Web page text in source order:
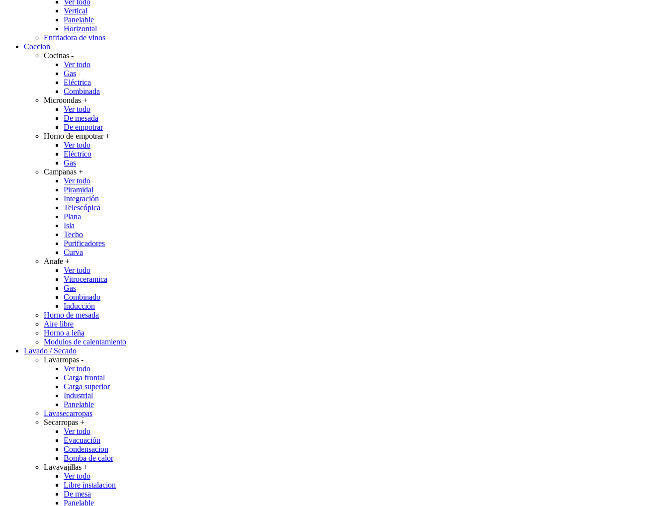
Ver todo
Vertical
Panelable
Horizontal
Enfriadora de vinos
Coccion
Cocinas -
Ver todo
Gas
Eléctrica
Combinada
Microondas +
Ver todo
De mesada
De empotrar
Horno de empotrar+
Ver todo
Eléctrico
Gas
Campanas +
Ver todo
Piramidal
Integración
Telescópica
Plana
Isla
Techo
Purificadores
Curva
Anafe +
Ver todo
Vitroceramica
Gas
Combinado
Inducción
Horno de mesada
Aire libre
Horno a leña
Modulos de calentamiento
Lavado / Secado
Lavarropas -
Ver todo
Carga frontal
Carga superior
Industrial
Panelable
Lavasecarropas
Secarropas +
Ver todo
Evacuación
Condensacion
Bomba de calor
Lavavajillas +
Ver todo
Libre instalacion
De mesa
Panelable